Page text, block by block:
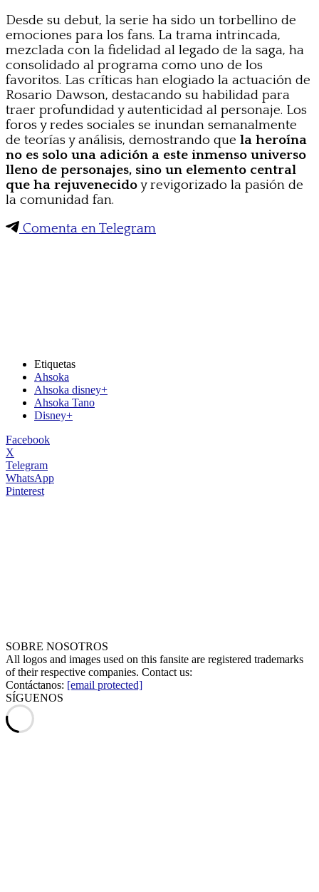
Desde su debut, la serie ha sido un torbellino de
emociones para los fans. La trama intrincada,
mezclada con la fidelidad al legado de la saga, ha
consolidado al programa como uno de los
favoritos. Las críticas han elogiado la actuación de
Rosario Dawson, destacando su habilidad para
traer profundidad y autenticidad al personaje. Los
foros y redes sociales se inundan semanalmente
de teorías y análisis, demostrando que la heroína
no es solo una adición a este inmenso universo
lleno de personajes, sino un elemento central
que ha rejuvenecidoy revigorizado la pasión de
la comunidad fan.
Comenta en Telegram
Etiquetas
Ahsoka
Ahsoka disney+
Ahsoka Tano
Disney+
Facebook
X
Telegram
WhatsApp
Pinterest
SOBRE NOSOTROS
All logos and images used on this fansite are registered trademarks
of their respective companies. Contact us:
Contáctanos: [email protected]
SÍGUENOS